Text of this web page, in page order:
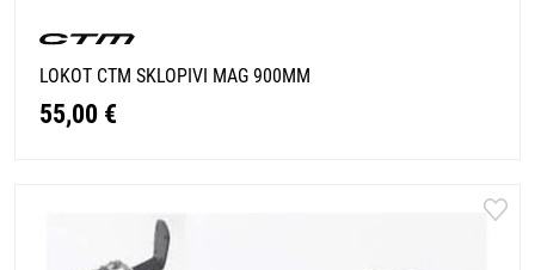
LOKOT CTM SKLOPIVI MAG 900MM
55,00 €